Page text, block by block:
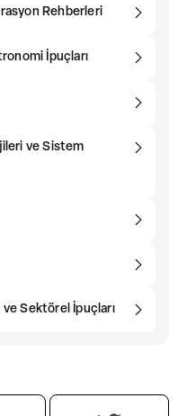
Rehberleri
İpuçları
ve Sistem
Sektörel İpuçları